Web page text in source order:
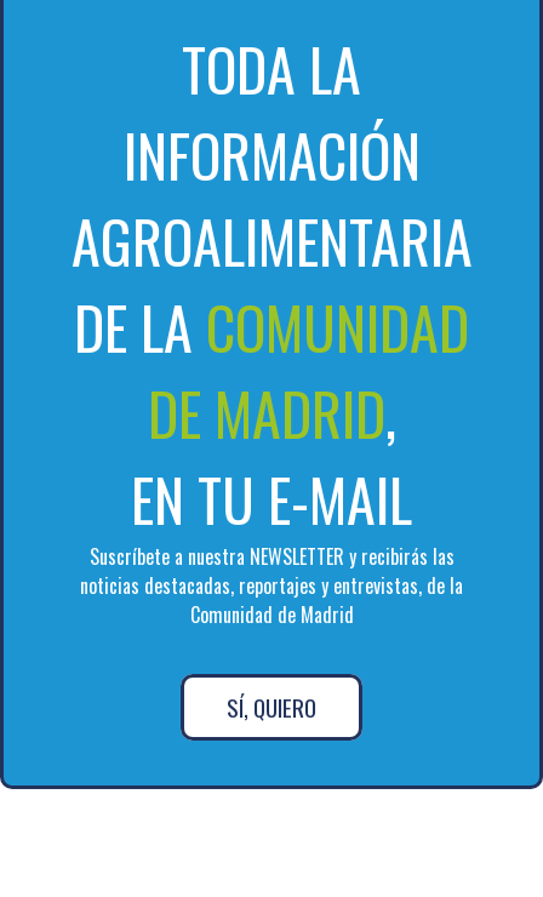
TODA LA
INFORMACIÓN
AGROALIMENTARIA
DE LACOMUNIDAD
DE MADRID,
EN TU E-MAIL
Suscríbete a nuestra NEWSLETTER y recibirás las
noticias destacadas, reportajes y entrevistas, de la
Comunidad de Madrid
SÍ, QUIERO